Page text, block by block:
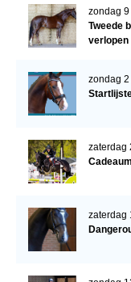
zondag
Tweede
verlopen
zondag
zaterdag
zaterdag